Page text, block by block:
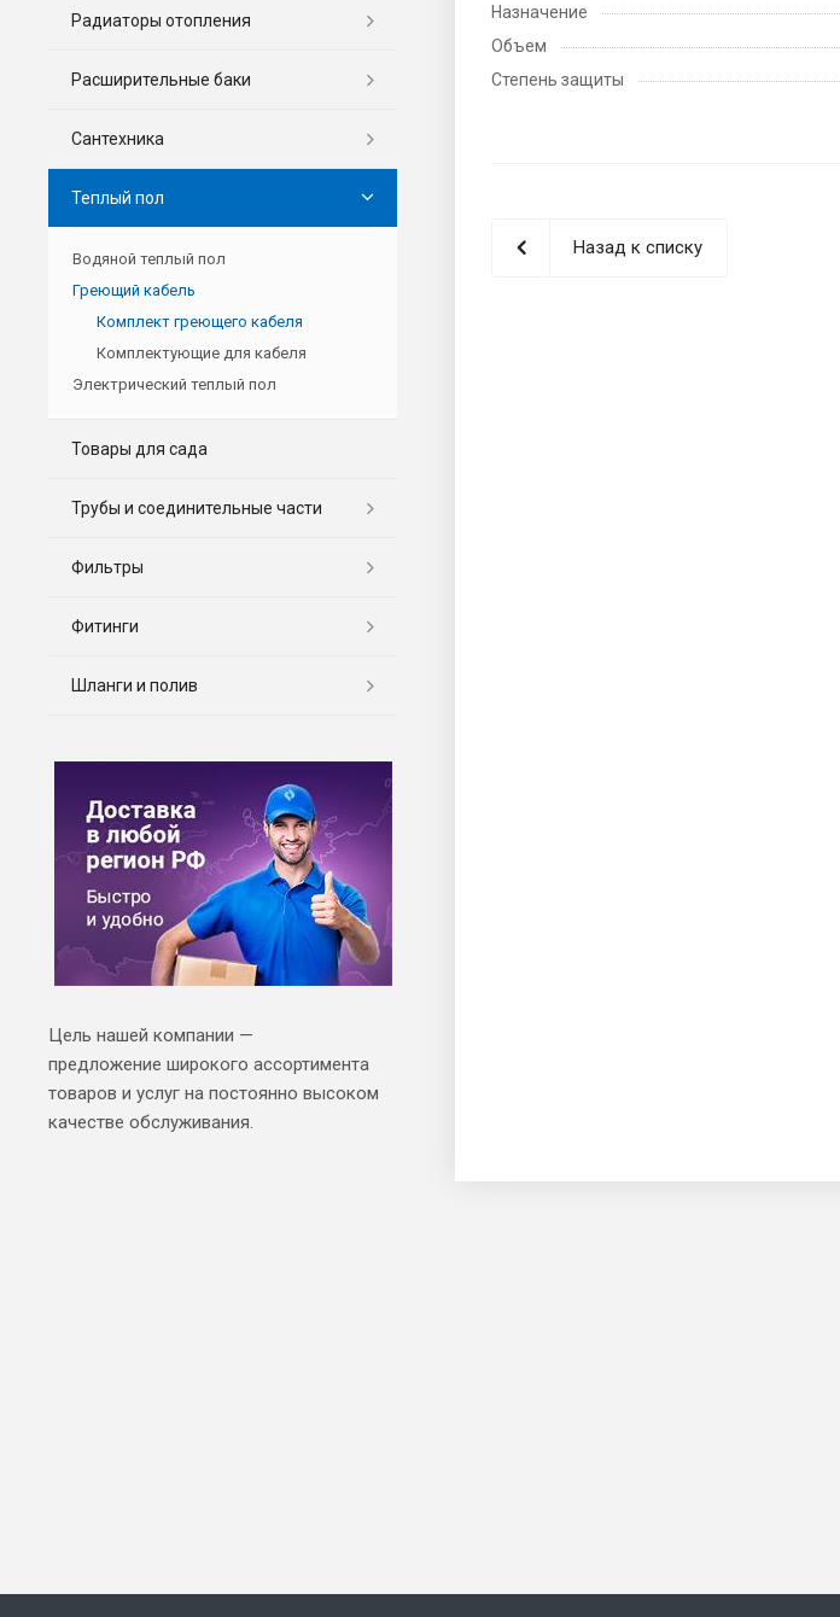
Назначение
Объем
Степень защиты
Назад к списку
Радиаторы отопления
Расширительные баки
Сантехника
Теплый пол
Водяной теплый пол
Греющий кабель
Комплект греющего кабеля
Комплектующие для кабеля
Электрический теплый пол
Товары для сада
Трубы и соединительные части
Фильтры
Фитинги
Шланги и полив
Цель нашей компании —
предложение широкого ассортимента
товаров и услуг на постоянно высоком
качестве обслуживания.